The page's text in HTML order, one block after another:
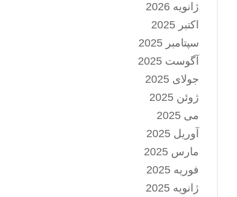
ژانویه 2026
اکتبر 2025
سپتامبر 2025
آگوست 2025
جولای 2025
ژوئن 2025
می 2025
آوریل 2025
مارس 2025
فوریه 2025
ژانویه 2025